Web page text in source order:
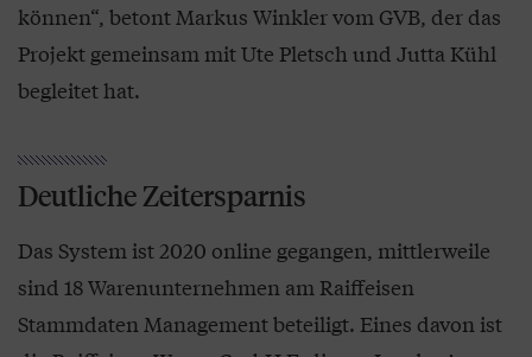
können“, betont Markus Winkler vom GVB, der das
Projekt gemeinsam mit Ute Pletsch und Jutta Kühl
begleitet hat.
Deutliche Zeitersparnis
Das System ist 2020 online gegangen, mittlerweile
sind 18 Warenunternehmen am Raiffeisen
Stammdaten Management beteiligt. Eines davon ist